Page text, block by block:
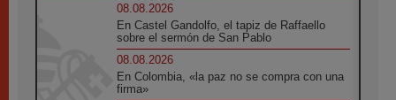
08.08.2026
En Castel Gandolfo, el tapiz de Raffaello
sobre el sermón de San Pablo
08.08.2026
En Colombia, «la paz no se compra con una
firma»